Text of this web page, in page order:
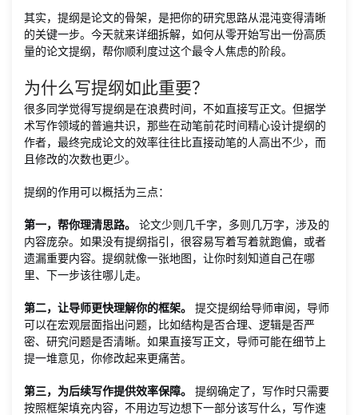
其实，提纲是论文的骨架，是把你的研究思路从混沌变得清晰
的关键一步。今天就来详细拆解，如何从零开始写出一份高质
量的论文提纲，帮你顺利度过这个最令人焦虑的阶段。
为什么写提纲如此重要？
很多同学觉得写提纲是在浪费时间，不如直接写正文。但据学
术写作领域的普遍共识，那些在动笔前花时间精心设计提纲的
作者，最终完成论文的效率往往比直接动笔的人高出不少，而
且修改的次数也更少。
提纲的作用可以概括为三点：
第一，帮你理清思路。
论文少则几千字，多则几万字，涉及的
内容庞杂。如果没有提纲指引，很容易写着写着就跑偏，或者
遗漏重要内容。提纲就像一张地图，让你时刻知道自己在哪
里、下一步该往哪儿走。
第二，让导师更快理解你的框架。
提交提纲给导师审阅，导师
可以在宏观层面指出问题，比如结构是否合理、逻辑是否严
密、研究问题是否清晰。如果直接写正文，导师可能在细节上
提一堆意见，你修改起来更痛苦。
第三，为后续写作提供效率保障。
提纲确定了，写作时只需要
按照框架填充内容，不用边写边想下一部分该写什么，写作速